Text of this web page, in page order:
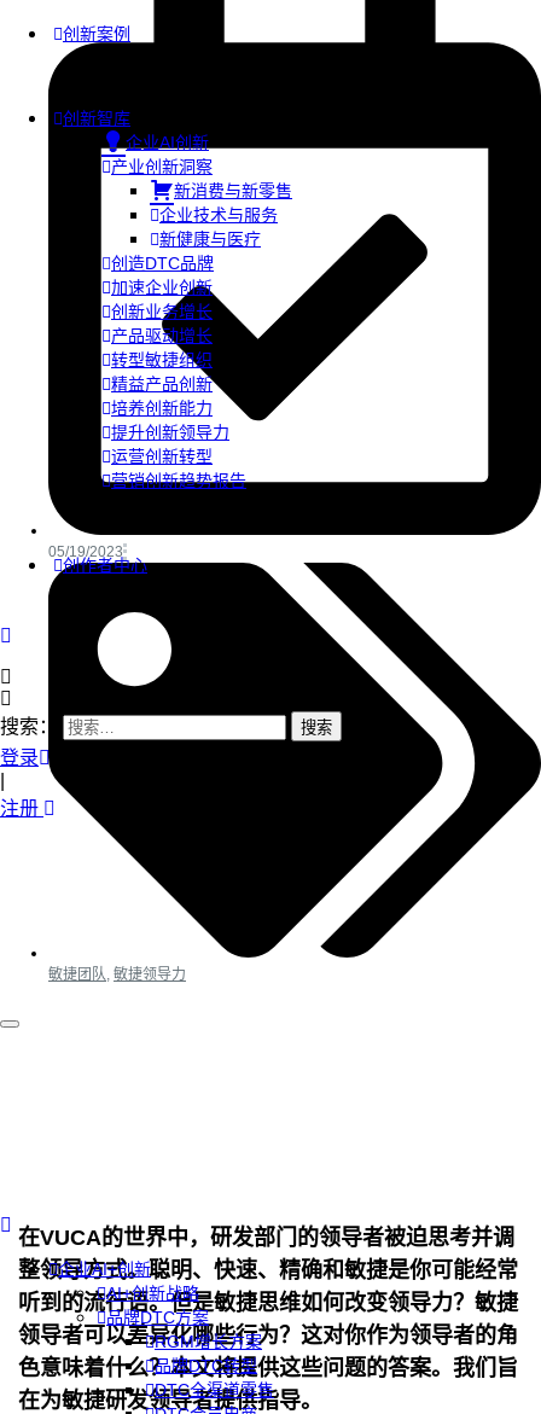
创新案例
创新智库
企业AI创新
产业创新洞察
新消费与新零售
企业技术与服务
新健康与医疗
创造DTC品牌
加速企业创新
创新业务增长
产品驱动增长
转型敏捷组织
精益产品创新
培养创新能力
提升创新领导力
运营创新转型
营销创新趋势报告
创作者中心
搜索：
登录
注册
企业AI+创新
AI+创新战略
品牌DTC方案
RGM增长方案
品牌DTC转型
DTC全渠道零售
05/19/2023
敏捷团队 敏捷领导力
在VUCA的世界中，研发部门的领导者被迫思考并调
整领导方式。聪明、快速、精确和敏捷是你可能经常
听到的流行语。但是敏捷思维如何改变领导力？敏捷
领导者可以差异化哪些行为？这对你作为领导者的角
色意味着什么？本文将提供这些问题的答案。我们旨
在为敏捷研发领导者提供指导。